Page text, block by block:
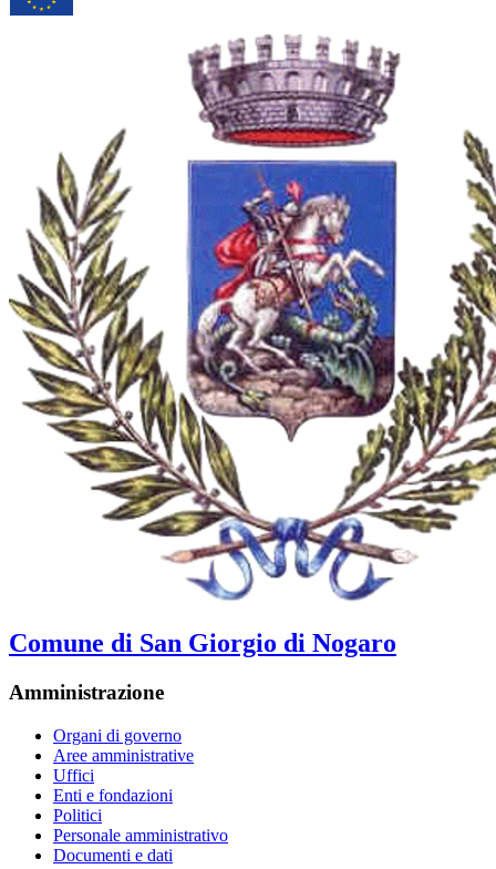
Comune di San Giorgio di Nogaro
Amministrazione
Organi di governo
Aree amministrative
Uffici
Enti e fondazioni
Politici
Personale amministrativo
Documenti e dati